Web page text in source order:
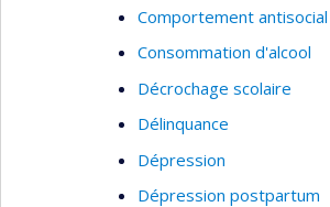
Comportement antisocial
Consommation d'alcool
Décrochage scolaire
Délinquance
Dépression
Dépression postpartum